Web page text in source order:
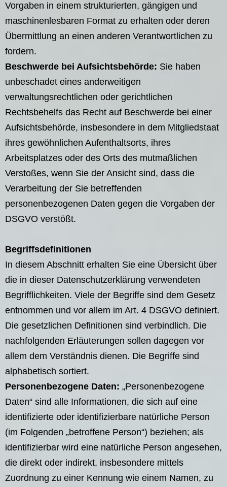
Vorgaben in einem strukturierten, gängigen und
maschinenlesbaren Format zu erhalten oder deren
Übermittlung an einen anderen Verantwortlichen zu
fordern.
Beschwerde bei Aufsichtsbehörde: Sie haben
unbeschadet eines anderweitigen
verwaltungsrechtlichen oder gerichtlichen
Rechtsbehelfs das Recht auf Beschwerde bei einer
Aufsichtsbehörde, insbesondere in dem Mitgliedstaat
ihres gewöhnlichen Aufenthaltsorts, ihres
Arbeitsplatzes oder des Orts des mutmaßlichen
Verstoßes, wenn Sie der Ansicht sind, dass die
Verarbeitung der Sie betreffenden
personenbezogenen Daten gegen die Vorgaben der
DSGVO verstößt.
Begriffsdefinitionen
In diesem Abschnitt erhalten Sie eine Übersicht über
die in dieser Datenschutzerklärung verwendeten
Begrifflichkeiten. Viele der Begriffe sind dem Gesetz
entnommen und vor allem im Art. 4 DSGVO definiert.
Die gesetzlichen Definitionen sind verbindlich. Die
nachfolgenden Erläuterungen sollen dagegen vor
allem dem Verständnis dienen. Die Begriffe sind
alphabetisch sortiert.
Personenbezogene Daten: „Personenbezogene
Daten“ sind alle Informationen, die sich auf eine
identifizierte oder identifizierbare natürliche Person
(im Folgenden „betroffene Person“) beziehen; als
identifizierbar wird eine natürliche Person angesehen,
die direkt oder indirekt, insbesondere mittels
Zuordnung zu einer Kennung wie einem Namen, zu